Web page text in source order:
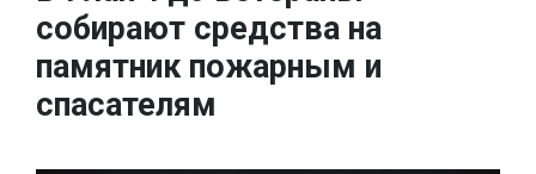
собирают средства на
памятник пожарным и
спасателям